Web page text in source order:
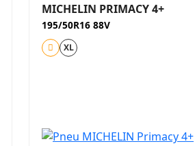
MICHELIN PRIMACY 4+
195/50R16 88V
XL